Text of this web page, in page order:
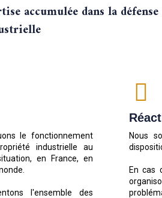
accumulée dans la
le fonctionnement
industrielle au
en France, en
l'ensemble des
Nous
En cas